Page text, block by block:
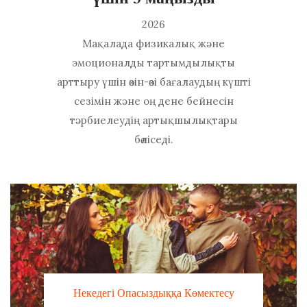
2026
Мақалада физикалық және
эмоционалды тартымдылықты
арттыру үшін өзін-өзі бағалаудың күшті
сезімін және оң дене бейнесін
тәрбиелеудің артықшылықтары
бөліседі.
Некедегі Опасыздыққа Көмектесу